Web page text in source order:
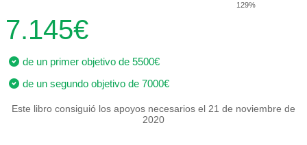
129%
7.145€
de un primer objetivo de 5500€
de un segundo objetivo de 7000€
Este libro consiguió los apoyos necesarios el 21 de noviembre de
2020